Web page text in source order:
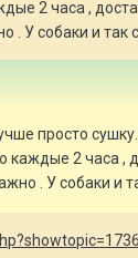
2 часа ,
. У собаки и
просто
каждые 2 часа
. У собаки и